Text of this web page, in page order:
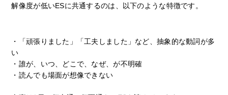
解像度が低いESに共通するのは、以下のような特徴です。
・「頑張りました」「工夫しました」など、抽象的な動詞が多
い
・誰が、いつ、どこで、なぜ、が不明確
・読んでも場面が想像できない